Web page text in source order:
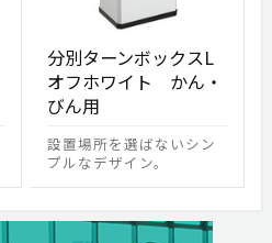
分別ターンボックスL
オフホワイト かん・
びん用
設置場所を選ばないシン
プルなデザイン。